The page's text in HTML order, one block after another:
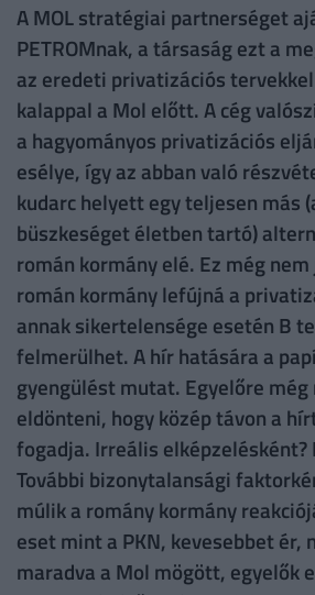
A MOL stratégiai partnerséget
PETROMnak, a társaság ezt a
az eredeti privatizációs
kalappal a Mol előtt. A cég
a hagyományos privatizációs
esélye, így az abban való
kudarc helyett egy teljesen más
büszkeséget életben tartó)
román kormány elé. Ez még
román kormány lefújná a
annak sikertelensége esetén B
felmerülhet. A hír hatására a
gyengülést mutat. Egyelőre
eldönteni, hogy közép távon a
fogadja. Irreális elképzelésként?
További bizonytalansági
múlik a romány kormány
eset mint a PKN, kevesebbet ér,
maradva a Mol mögött, egyelők